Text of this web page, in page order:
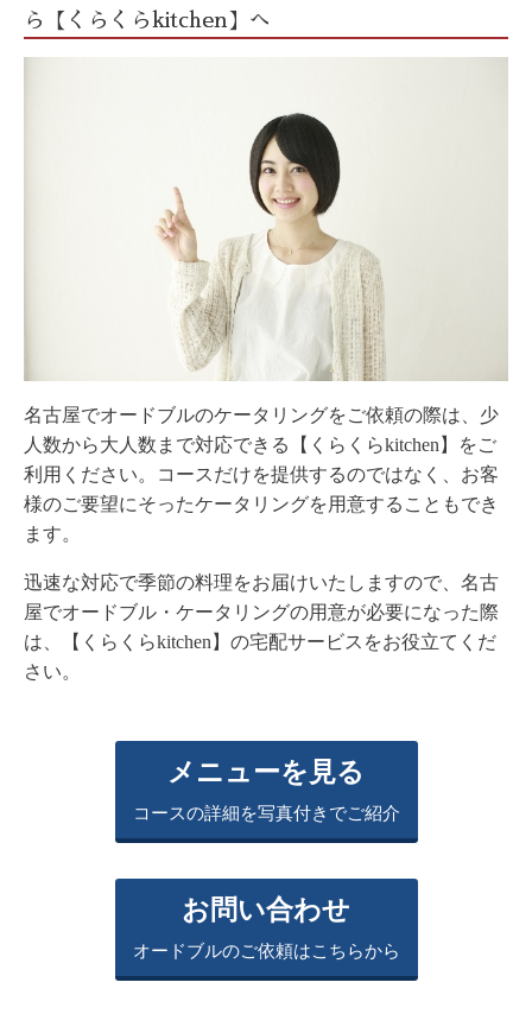
ら【くらくらkitchen】へ
名古屋でオードブルのケータリングをご依頼の際は、少
人数から大人数まで対応できる【くらくらkitchen】をご
利用ください。コースだけを提供するのではなく、お客
様のご要望にそったケータリングを用意することもでき
ます。
迅速な対応で季節の料理をお届けいたしますので、名古
屋でオードブル・ケータリングの用意が必要になった際
は、【くらくらkitchen】の宅配サービスをお役立てくだ
さい。
メニューを見る
コースの詳細を写真付きでご紹介
お問い合わせ
オードブルのご依頼はこちらから